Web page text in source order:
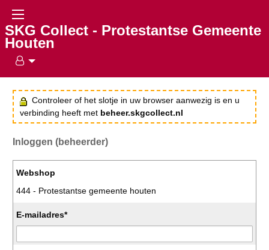
SKG Collect - Protestantse Gemeente
Houten
Controleer of het slotje in uw browser aanwezig is en u
verbinding heeft met beheer.skgcollect.nl
Inloggen (beheerder)
Webshop
444 - Protestantse gemeente houten
E-mailadres*